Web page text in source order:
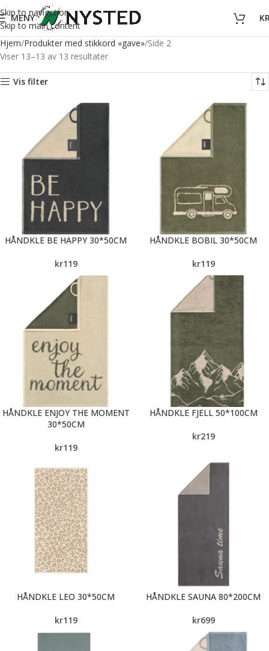
Skip to navigation
Skip to main content
MENY
Hjem Produkter med stikkord «gave» Side 2
Viser 13–13 av 13 resultater
Vis filter
HÅNDKLE BE HAPPY 30*50CM
kr119
HÅNDKLE BOBIL 30*50CM
kr119
HÅNDKLE ENJOY THE MOMENT
30*50CM
kr119
HÅNDKLE FJELL 50*100CM
kr219
HÅNDKLE LEO 30*50CM
kr119
HÅNDKLE SAUNA 80*200CM
kr699